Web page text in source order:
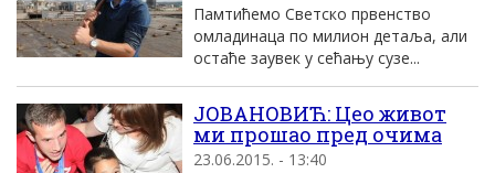
Памтићемо Светско првенство
омладинаца по милион детаља, али
остаће заувек у сећању сузе...
ЈОВАНОВИЋ: Цео живот
ми прошао пред очима
23.06.2015. - 13:40